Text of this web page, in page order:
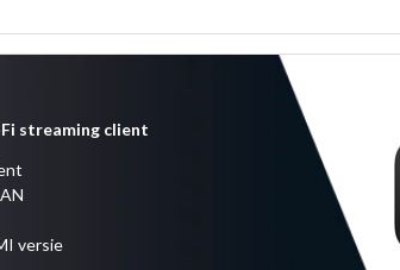
streaming client
versie